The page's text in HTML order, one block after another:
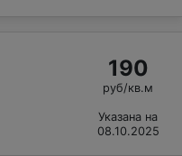
190
руб/кв.м
Указана на
08.10.2025